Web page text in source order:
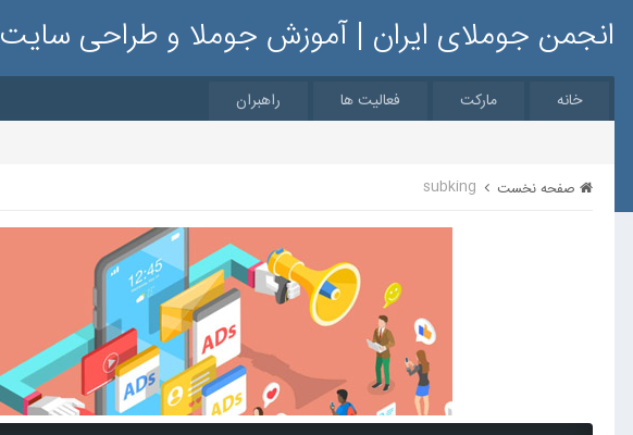
انجمن جوملای ایران | آموزش جوملا و طراحی سایت
خانه مارکت فعالیت ها راهبران
صفحه نخست subking